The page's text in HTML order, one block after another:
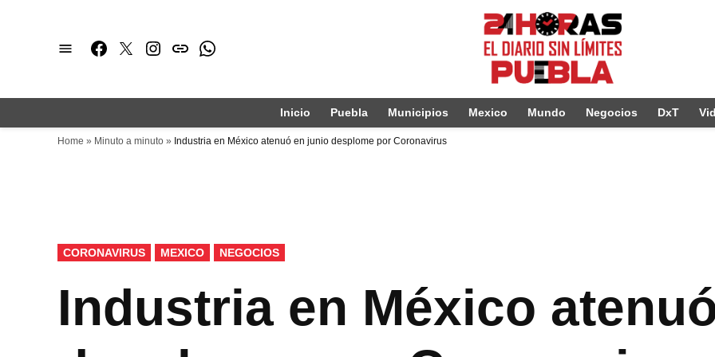
Facebook
TwitterInstagram
issuuWhatsapp
Inicio Puebla Municipios Mexico Mundo Negocios DxT
Home » Minuto a minuto » Industria en México atenuó en junio desplome por Coronavirus
PUBLICADO
EN
CORONAVIRUS MEXICO NEGOCIOS
Industria en México